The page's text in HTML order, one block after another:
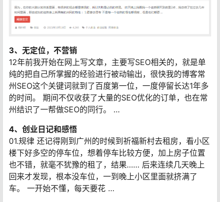
3、无定位，不营销
12年前我开始在网上写文章，主要写SEO相关的，就是单
纯的把自己所掌握的经验进行被动输出，很快我的博客常
州SEO这个关键词就到了百度第一位，一度停留长达1年多
的时间。 期间不仅收获了大量的SEO优化的订单，也在常
州结识了一帮做SEO的同行。 …
4、创业日记和感悟
01.规律 还记得刚到广州的时候到祈福新村去租房，看小区
楼下好多空的停车位，想着停车比较方便，加上房子位置
也不错，就毫不犹豫的租了，结果…… 后来连续几天晚上
回来才发现，根本没车位，一到晚上小区里面就挤满了
车。 一开始不懂，每天要花 …